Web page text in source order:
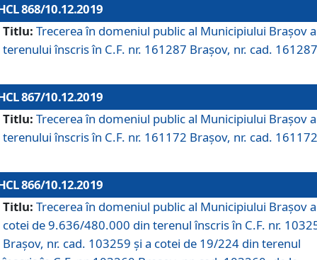
868/10.12.2019
Titlu: Trecerea în domeniul public al Municipiului Braşov a
terenului înscris în C.F. nr. 161287 Brașov, nr. cad.
867/10.12.2019
Titlu: Trecerea în domeniul public al Municipiului Braşov a
terenului înscris în C.F. nr. 161172 Brașov, nr. cad.
866/10.12.2019
Titlu: Trecerea în domeniul public al Municipiului Braşov a
cotei de 9.636/480.000 din terenul înscris în C.F. nr.
Brașov, nr. cad. 103259 și a cotei de 19/224 din terenul